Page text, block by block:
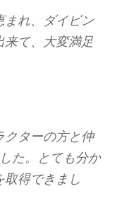
まれ、ダイビン
来て、大変満足
クターの方と仲
た。とても分か
取得できまし